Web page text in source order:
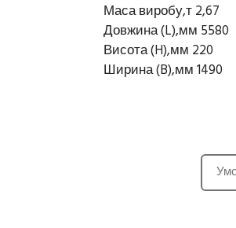
Маса виробу,т 2,67
Довжина (L),мм 5580
Висота (H),мм 220
Ширина (B),мм 1490